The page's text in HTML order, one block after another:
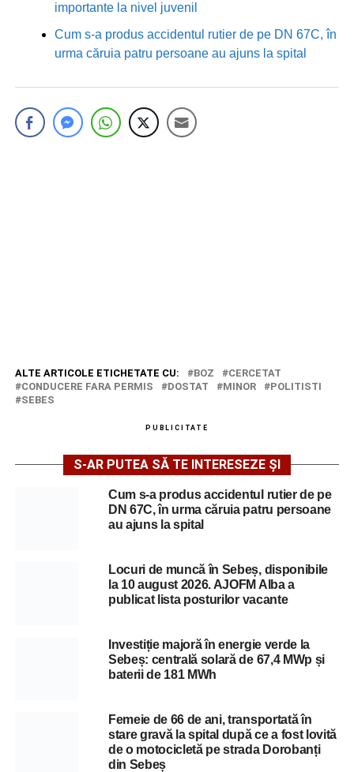
importante la nivel juvenil
Cum s-a produs accidentul rutier de pe DN 67C, în
urma căruia patru persoane au ajuns la spital
ALTE ARTICOLE ETICHETATE CU: BOZ
CERCETAT
CONDUCERE FARA PERMIS
DOSTAT MINOR
POLITISTI
SEBES
PUBLICITATE
S-AR PUTEA SĂ TE INTERESEZE ȘI
Cum s-a produs accidentul rutier de pe
DN 67C, în urma căruia patru persoane
au ajuns la spital
Locuri de muncă în Sebeș, disponibile
la 10 august 2026. AJOFM Alba a
publicat lista posturilor vacante
Investiție majoră în energie verde la
Sebeș: centrală solară de 67,4 MWp și
baterii de 181 MWh
Femeie de 66 de ani, transportată în
stare gravă la spital după ce a fost lovită
de o motocicletă pe strada Dorobanți
din Sebeș